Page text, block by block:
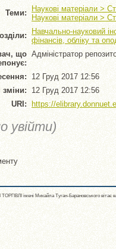
Теми:
Наукові матеріали >
Наукові матеріали >
Навчально-науковий
фінансів, обліку та
що Адміністратор
12 Груд 2017 12:56
зміни:
12 Груд 2017 12:56
URI:
https://
увійти)
імені Михайла Туган-Барановського вітає